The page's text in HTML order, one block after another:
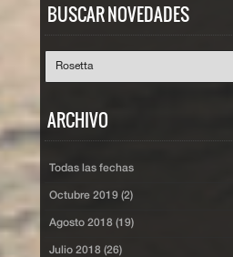
BUSCAR NOVEDADES
ARCHIVO
Todas las fechas
Octubre 2019 (2)
Agosto 2018 (19)
Julio 2018 (26)